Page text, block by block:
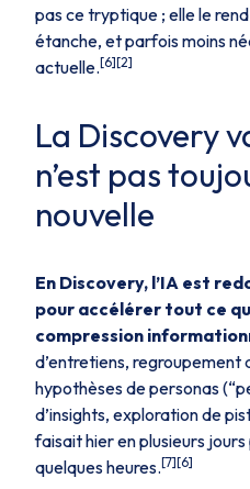
pas ce tryptique ; elle le
étanche, et parfois moins
actuelle.[6][2]
La Discovery
n’est pas
nouvelle
En Discovery, l’IA est
pour accélérer tout ce
compression
d’entretiens,
hypothèses de personas
d’insights, exploration de
faisait hier en plusieurs
quelques heures.[7][6]